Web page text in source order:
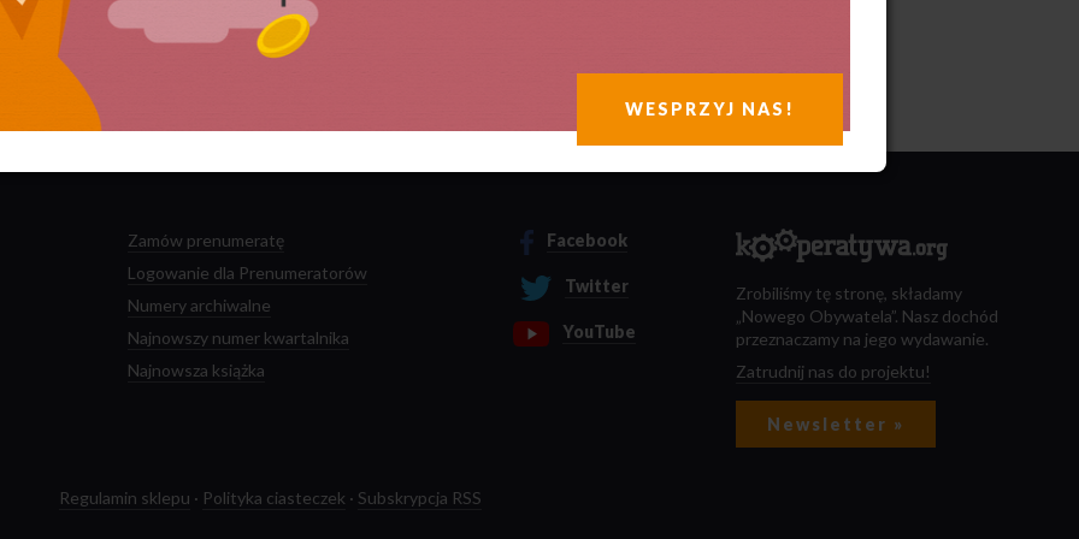
są dane Twoich komentarzy.
Zamów prenumeratę
Logowanie dla Prenumeratorów
Numery archiwalne
Najnowszy numer kwartalnika
Najnowsza książka
Facebook
Twitter
YouTube
Zrobiliśmy tę stronę, składamy
„Nowego Obywatela”. Nasz dochód
przeznaczamy na jego wydawanie.
Zatrudnij nas do projektu!
Newsletter »
Regulamin sklepu · Polityka ciasteczek · Subskrypcja RSS
WESPRZYJ NAS!